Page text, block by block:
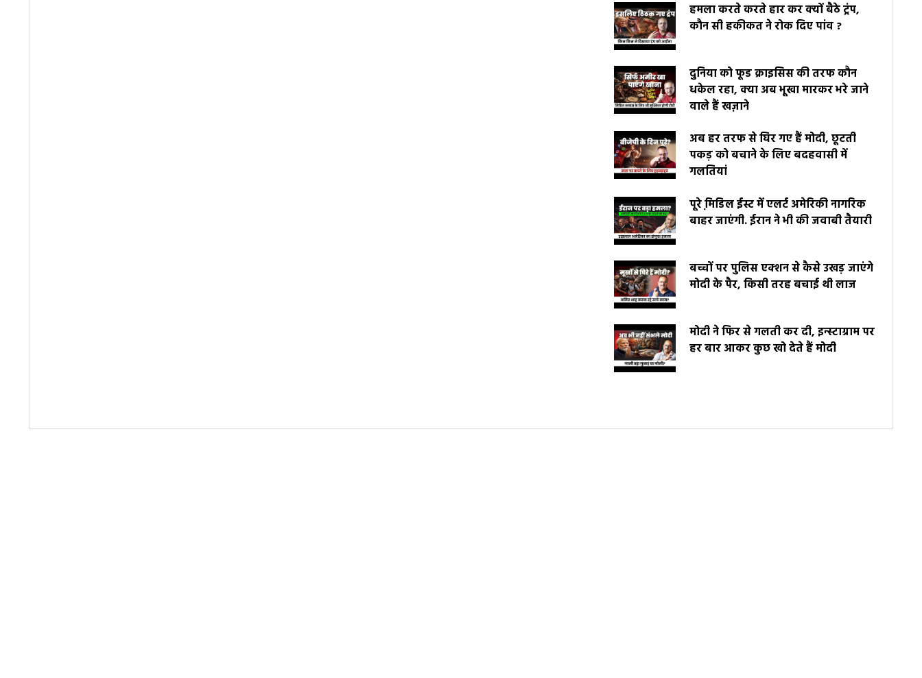
हमला करते करते हार कर क्यों बैठे ट्रंप,
कौन सी हकीकत ने रोक दिए पांव ?
दुनिया को फूड क्राइसिस की तरफ कौन
धकेल रहा, क्या अब भूखा मारकर भरे जाने
वाले हैं खज़ाने
अब हर तरफ से घिर गए हैं मोदी, छूटती
पकड़ को बचाने के लिए बदहवासी में
गलतियां
पूरे मि़डिल ईस्ट में एलर्ट अमेरिकी नागरिक
बाहर जाएंगी. ईरान ने भी की जवाबी तैयारी
बच्चों पर पुलिस एक्शन से कैसे उखड़ जाएंगे
मोदी के पैर, किसी तरह बचाई थी लाज
मोदी ने फिर से गलती कर दी, इन्स्टाग्राम पर
हर बार आकर कुछ खो देते हैं मोदी